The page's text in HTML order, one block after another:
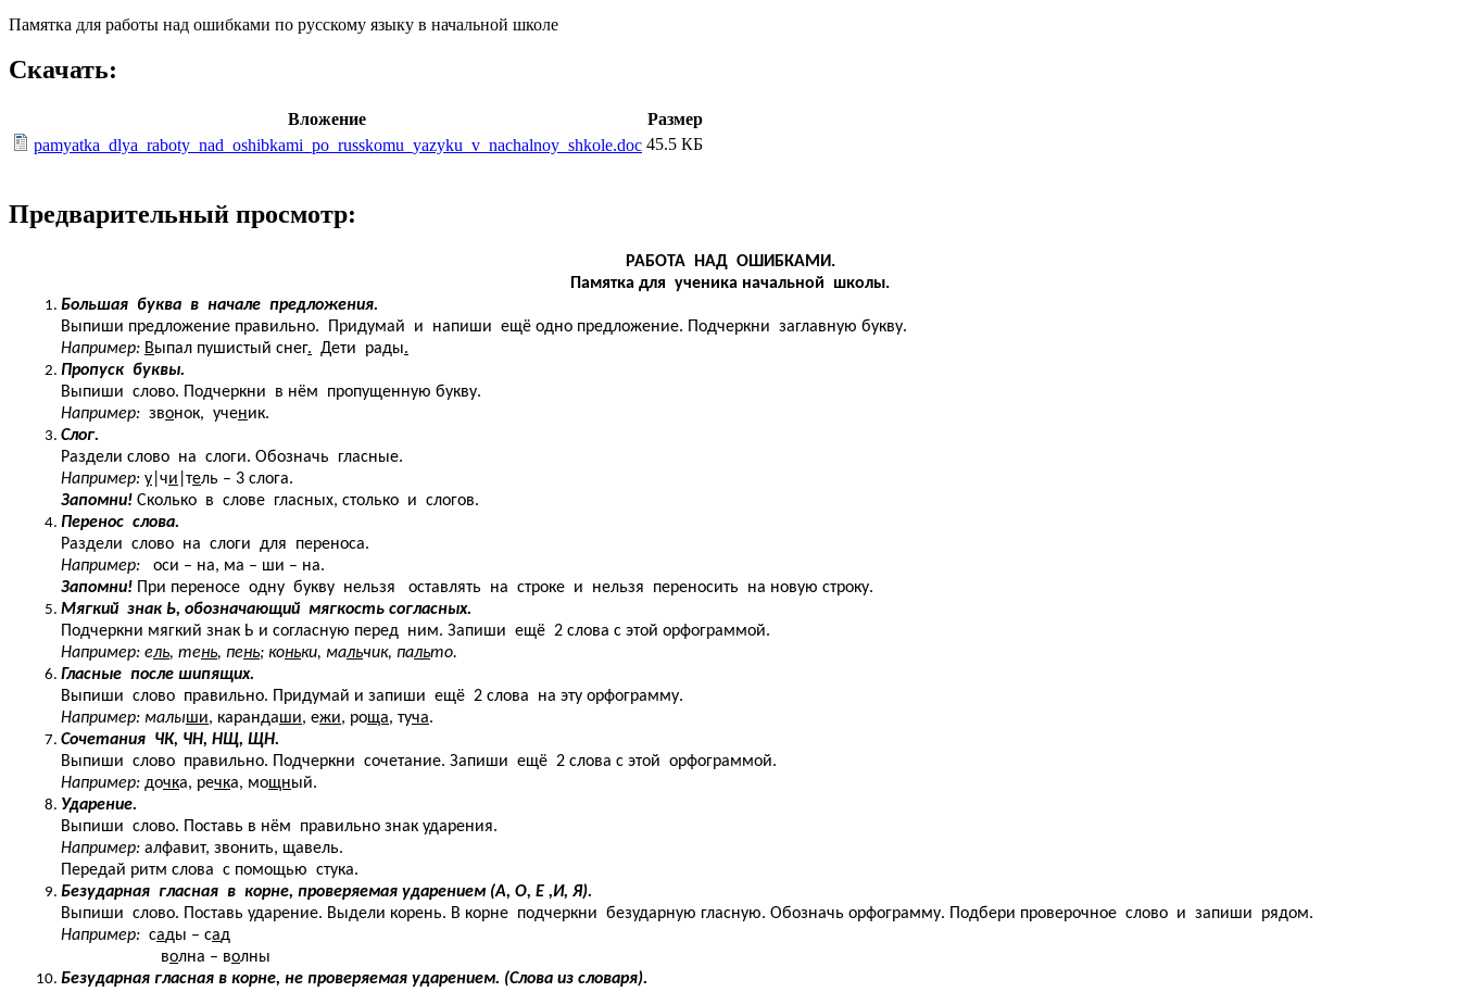
Памятка для работы над ошибками по русскому языку в начальной школе
Скачать:
Вложение
Размер
pamyatka_dlya_raboty_nad_oshibkami_po_russkomu_yazyku_v_nachalnoy_shkole.doc 45.5 КБ
Предварительный просмотр:
РАБОТА НАД ОШИБКАМИ.
Памятка для ученика начальной школы.
Большая буква в начале предложения.
Выпиши предложение правильно. Придумай и напиши ещё одно предложение. Подчеркни заглавную букву.
Например: Выпал пушистый снег. Дети рады.
Пропуск буквы.
Выпиши слово. Подчеркни в нём пропущенную букву.
Например: звонок, ученик.
Слог.
Раздели слово на слоги. Обозначь гласные.
Например: у |чи |тель – 3 слога.
Запомни! Сколько в слове гласных, столько и слогов.
Перенос слова.
Раздели слово на слоги для переноса.
Например: оси – на, ма – ши – на.
Запомни! При переносе одну букву нельзя оставлять на строке и нельзя переносить на новую строку.
Мягкий знак Ь, обозначающий мягкость согласных.
Подчеркни мягкий знак Ь и согласную перед ним. Запиши ещё 2 слова с этой орфограммой.
Например: ель, тень, пень; коньки, мальчик, пальто.
Гласные после шипящих.
Выпиши слово правильно. Придумай и запиши ещё 2 слова на эту орфограмму.
Например: малыши, карандаши, ежи, роща, туча.
Сочетания ЧК, ЧН, НЩ, ЩН.
Выпиши слово правильно. Подчеркни сочетание. Запиши ещё 2 слова с этой орфограммой.
Например: дочка, речка, мощный.
Ударение.
Выпиши слово. Поставь в нём правильно знак ударения.
Например: алфавит, звонить, щавель.
Передай ритм слова с помощью стука.
Безударная гласная в корне, проверяемая ударением (А, О, Е ,И, Я).
Выпиши слово. Поставь ударение. Выдели корень. В корне подчеркни безударную гласную. Обозначь орфограмму. Подбери проверочное слово и запиши рядом.
Например: сады – сад
волна – волны
Безударная гласная в корне, не проверяемая ударением. (Слова из словаря).